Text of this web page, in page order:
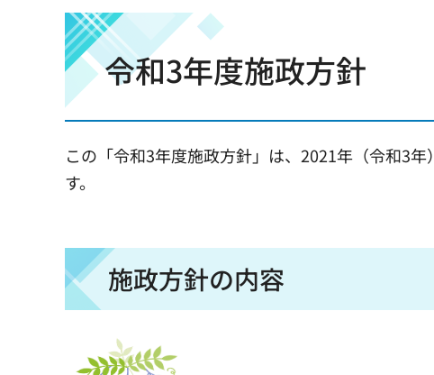
令和3年度施政方針
この「令和3年度施政方針」は、2021年（令和3
す。
施政方針の内容